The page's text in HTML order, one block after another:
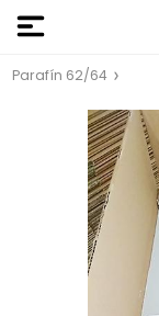
Parafín 62/64